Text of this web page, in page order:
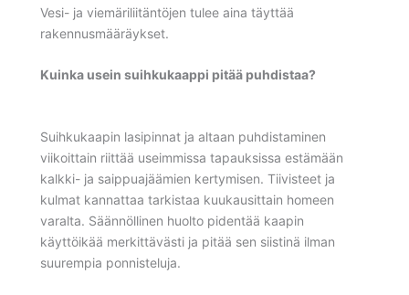
Vesi- ja viemäriliitäntöjen tulee aina täyttää
rakennusmääräykset.
Kuinka usein suihkukaappi pitää puhdistaa?
Suihkukaapin lasipinnat ja altaan puhdistaminen
viikoittain riittää useimmissa tapauksissa estämään
kalkki- ja saippuajäämien kertymisen. Tiivisteet ja
kulmat kannattaa tarkistaa kuukausittain homeen
varalta. Säännöllinen huolto pidentää kaapin
käyttöikää merkittävästi ja pitää sen siistinä ilman
suurempia ponnisteluja.